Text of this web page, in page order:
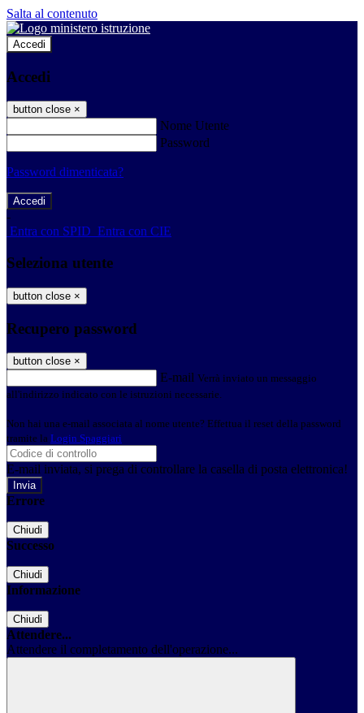
Salta al contenuto
Accedi
Accedi
button close ×
Nome Utente
Password
Password dimenticata?
-
Entra con SPID Entra con CIE
Seleziona utente
button close ×
Recupero password
button close ×
E-mail Verrà inviato un messaggio
all'indirizzo indicato con le istruzioni necessarie.
Non hai una e-mail associata al nome utente? Effettua il reset della password
tramite la Login Spaggiari
E-mail inviata, si prega di controllare la casella di posta elettronica!
Errore
Chiudi
Successo
Chiudi
Informazione
Chiudi
Attendere...
Attendere il completamento dell'operazione...